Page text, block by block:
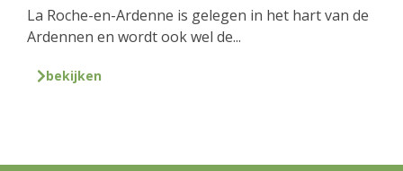
La Roche-en-Ardenne is gelegen in het hart van de
Ardennen en wordt ook wel de...
bekijken